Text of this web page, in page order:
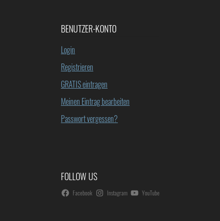
BENUTZER-KONTO
Login
Registrieren
GRATIS eintragen
Meinen Eintrag bearbeiten
Passwort vergessen?
FOLLOW US
Facebook Instagram YouTube